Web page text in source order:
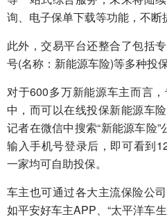
询、电子保单下载等功能，不断
此外，交易平台还整合了包括
号(名称：新能源车险)等多种投保
对于600多万新能源车主而言
中，而可以在线投保新能源车
记者在微信中搜索“新能源车险”
输入手机号登录后，即可看到
一家均可自助投保。
车主也可通过各大主流保险公
如平安好车主APP、“太平洋车